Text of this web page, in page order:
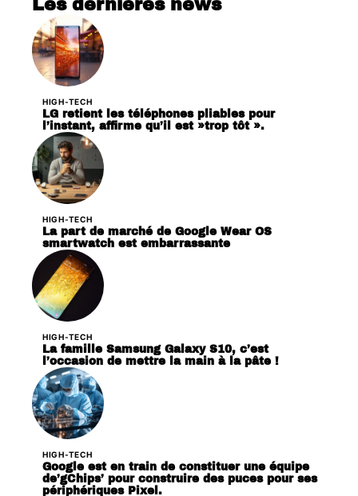
Les dernières news
HIGH-TECH
LG retient les téléphones pliables pour
l’instant, affirme qu’il est »trop tôt ».
HIGH-TECH
La part de marché de Google Wear OS
smartwatch est embarrassante
HIGH-TECH
La famille Samsung Galaxy S10, c’est
l’occasion de mettre la main à la pâte !
HIGH-TECH
Google est en train de constituer une équipe
de’gChips’ pour construire des puces pour ses
périphériques Pixel.